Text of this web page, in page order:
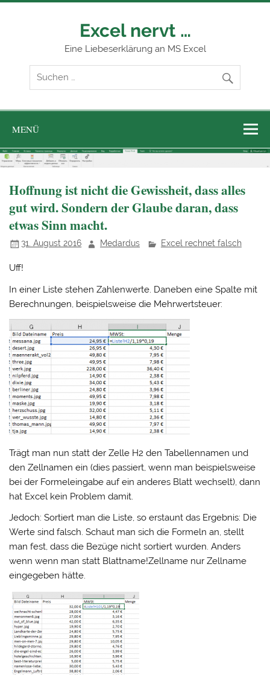
Zum
Excel nervt …
Eine Liebeserklärung an MS Excel
MENÜ
Hoffnung ist nicht die Gewissheit, dass alles
gut wird. Sondern der Glaube daran, dass
etwas Sinn macht.
31. August 2016 Medardus Excel rechnet falsch
Uff!
In einer Liste stehen Zahlenwerte. Daneben eine Spalte mit
Berechnungen, beispielsweise die Mehrwertsteuer:
Trägt man nun statt der Zelle H2 den Tabellennamen und
den Zellnamen ein (dies passiert, wenn man beispielsweise
bei der Formeleingabe auf ein anderes Blatt wechselt), dann
hat Excel kein Problem damit.
Jedoch: Sortiert man die Liste, so erstaunt das Ergebnis: Die
Werte sind falsch. Schaut man sich die Formeln an, stellt
man fest, dass die Bezüge nicht sortiert wurden. Anders
wenn wenn man statt Blattname!Zellname nur Zellname
eingegeben hätte.